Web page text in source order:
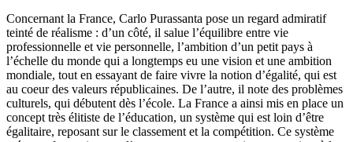
Concernant la France, Carlo Purassanta pose un regard admiratif
teinté de réalisme : d’un côté, il salue l’équilibre entre vie
professionnelle et vie personnelle, l’ambition d’un petit pays à
l’échelle du monde qui a longtemps eu une vision et une ambition
mondiale, tout en essayant de faire vivre la notion d’égalité, qui est
au coeur des valeurs républicaines. De l’autre, il note des problèmes
culturels, qui débutent dès l’école. La France a ainsi mis en place un
concept très élitiste de l’éducation, un système qui est loin d’être
égalitaire, reposant sur le classement et la compétition. Ce système